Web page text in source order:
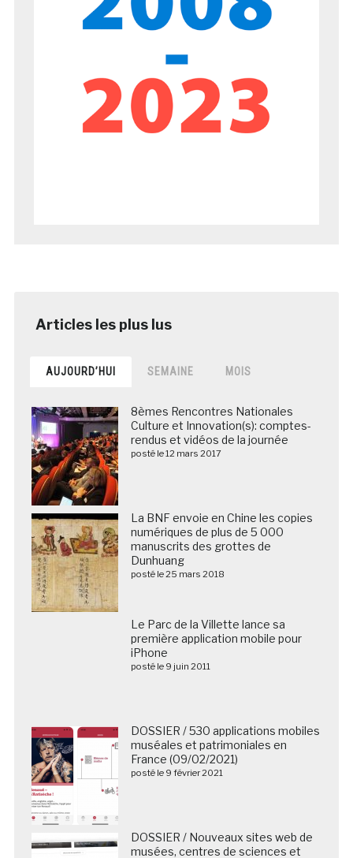
AUJOURD’HUI SEMAINE MOIS
8èmes Rencontres Nationales
Culture et Innovation(s): comptes-
rendus et vidéos de la journée
posté le 12 mars 2017
La BNF envoie en Chine les copies
numériques de plus de 5 000
manuscrits des grottes de
Dunhuang
posté le 25 mars 2018
Le Parc de la Villette lance sa
première application mobile pour
iPhone
posté le 9 juin 2011
DOSSIER / 530 applications mobiles
muséales et patrimoniales en
France (09/02/2021)
posté le 9 février 2021
DOSSIER / Nouveaux sites web de
musées, centres de sciences et